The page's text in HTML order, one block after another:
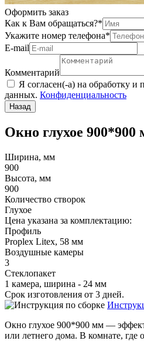
Оформить заказ
Как к Вам обращаться?*
Укажите номер телефона*
Е-mail
Комментарий
Я согласен(-а) на обработку и
данных. Конфиденциальность
Назад
Окно глухое 900*900
Ширина, мм
900
Высота, мм
900
Количество створок
Глухое
Цена указана за комплектацию:
Профиль
Proplex Litex, 58 мм
Воздушные камеры
3
Стеклопакет
1 камера, ширина - 24 мм
Срок изготовления от 3 дней.
Окно глухое 900*900 мм —
или летнего дома. В комнате, где